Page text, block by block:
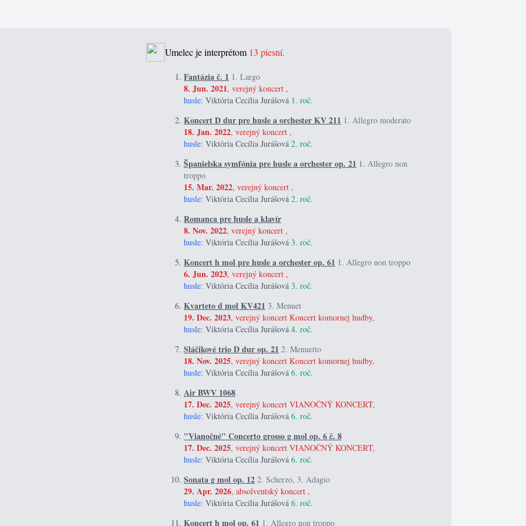
Umelec je interprétom 13 piesní.
Fantázia č. 1 1. Largo
8. Jun. 2021, verejný koncert ,
husle: Viktória Cecília Jurášová 1. roč.
Koncert D dur pre husle a orchester KV 211 1. Allegro moderato
18. Jan. 2022, verejný koncert ,
husle: Viktória Cecília Jurášová 2. roč.
Španielska symfónia pre husle a orchester op. 21 1. Allegro non
troppo
15. Mar. 2022, verejný koncert ,
husle: Viktória Cecília Jurášová 2. roč.
Romanca pre husle a klavír
8. Nov. 2022, verejný koncert ,
husle: Viktória Cecília Jurášová 3. roč.
Koncert h mol pre husle a orchester op. 61 1. Allegro non troppo
6. Jun. 2023, verejný koncert ,
husle: Viktória Cecília Jurášová 3. roč.
Kvarteto d mol KV421 3. Menuet
19. Dec. 2023, verejný koncert Koncert komornej hudby,
husle: Viktória Cecília Jurášová 4. roč.
Sláčikové trio D dur op. 21 2. Menuetto
18. Nov. 2025, verejný koncert Koncert komornej hudby,
husle: Viktória Cecília Jurášová 6. roč.
Air BWV 1068
17. Dec. 2025, verejný koncert VIANOČNÝ KONCERT,
husle: Viktória Cecília Jurášová 6. roč.
"Vianočné" Concerto grosso g mol op. 6 č. 8
17. Dec. 2025, verejný koncert VIANOČNÝ KONCERT,
husle: Viktória Cecília Jurášová 6. roč.
Sonata g mol op. 12 2. Scherzo, 3. Adagio
29. Apr. 2026, absolventský koncert ,
husle: Viktória Cecília Jurášová 6. roč.
Koncert h mol op. 61 1. Allegro non troppo